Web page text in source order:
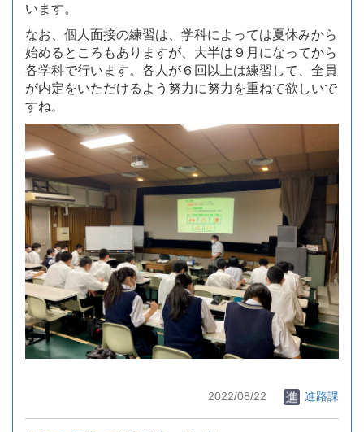
います。
なお、個人面接の練習は、学科によっては夏休みから
始めるところもありますが、大半は９月になってから
各学科で行います。各人が６回以上は練習して、全員
が内定をいただけるよう努力に努力を重ねて欲しいで
すね。
2022/08/22 進路課